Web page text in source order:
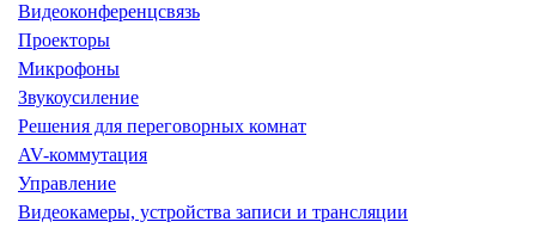
Видеоконференцсвязь
Проекторы
Микрофоны
Звукоусиление
Решения для переговорных комнат
AV-коммутация
Управление
Видеокамеры, устройства записи и трансляции